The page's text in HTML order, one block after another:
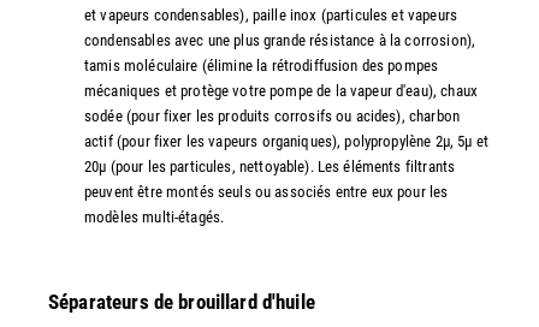
et vapeurs condensables), paille inox (particules et vapeurs
condensables avec une plus grande résistance à la corrosion),
tamis moléculaire (élimine la rétrodiffusion des pompes
mécaniques et protège votre pompe de la vapeur d'eau), chaux
sodée (pour fixer les produits corrosifs ou acides), charbon
actif (pour fixer les vapeurs organiques), polypropylène 2µ, 5µ et
20µ (pour les particules, nettoyable). Les éléments filtrants
peuvent être montés seuls ou associés entre eux pour les
modèles multi-étagés.
Séparateurs de brouillard d'huile